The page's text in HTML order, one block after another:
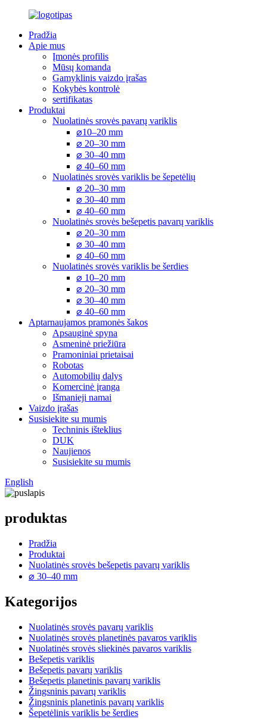
Pradžia
Apie mus
Įmonės profilis
Mūsų komanda
Gamyklinis vaizdo įrašas
Kokybės kontrolė
sertifikatas
Produktai
Nuolatinės srovės pavarų variklis
⌀10–20 mm
⌀ 20–30 mm
⌀ 30–40 mm
⌀ 40–60 mm
Nuolatinės srovės variklis be šepetėlių
⌀ 20–30 mm
⌀ 30–40 mm
⌀ 40–60 mm
Nuolatinės srovės bešepetis pavarų variklis
⌀ 20–30 mm
⌀ 30–40 mm
⌀ 40–60 mm
Nuolatinės srovės variklis be šerdies
⌀ 10–20 mm
⌀ 20–30 mm
⌀ 30–40 mm
⌀ 40–60 mm
Aptarnaujamos pramonės šakos
Apsauginė spyna
Asmeninė priežiūra
Pramoniniai prietaisai
Robotas
Automobilių dalys
Komercinė įranga
Išmanieji namai
Vaizdo įrašas
Susisiekite su mumis
Techninis išteklius
DUK
Naujienos
Susisiekite su mumis
English
produktas
Pradžia
Produktai
Nuolatinės srovės bešepetis pavarų variklis
⌀ 30–40 mm
Kategorijos
Nuolatinės srovės pavarų variklis
Nuolatinės srovės planetinės pavaros variklis
Nuolatinės srovės sliekinės pavaros variklis
Bešepetis variklis
Bešepetis pavarų variklis
Bešepetis planetinis pavarų variklis
Žingsninis pavarų variklis
Žingsninis planetinis pavarų variklis
Šepetėlinis variklis be šerdies